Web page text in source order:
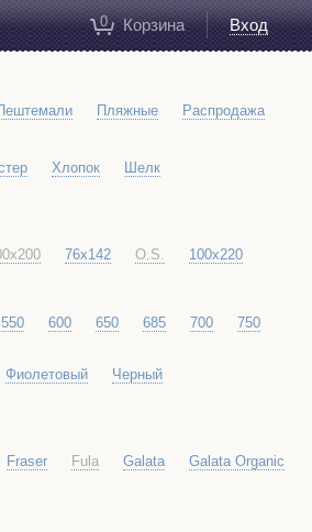
0 Корзина Вход
Пляжные Распродажа
Хлопок Шелк
76x142 O.S.
100x220
550 600 650 685 700
750
Фиолетовый Черный
Fraser Fula Galata
Galata Organic